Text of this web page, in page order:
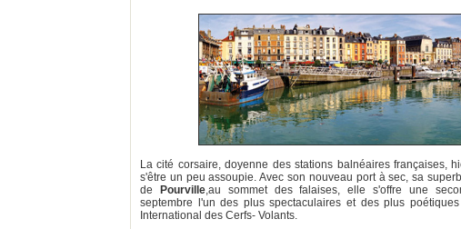
La cité corsaire, doyenne des stations balnéaires françaises,
s'être un peu assoupie. Avec son nouveau port à sec, sa
de Pourville,au sommet des falaises, elle s'offre une
septembre l'un des plus spectaculaires et des plus
International des Cerfs- Volants.